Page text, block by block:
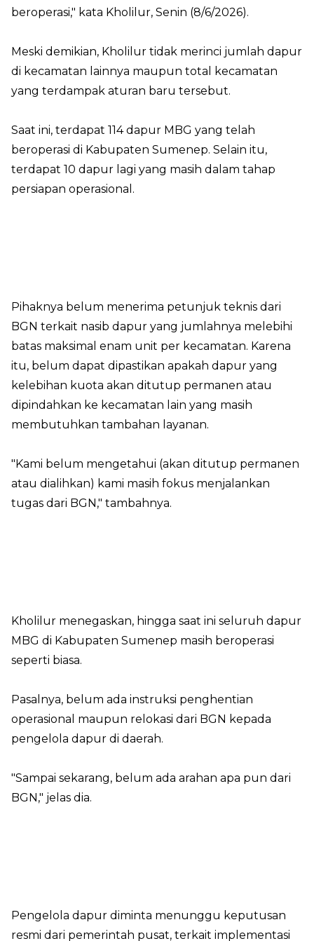
beroperasi," kata Kholilur, Senin (8/6/2026).
Meski demikian, Kholilur tidak merinci jumlah dapur
di kecamatan lainnya maupun total kecamatan
yang terdampak aturan baru tersebut.
Saat ini, terdapat 114 dapur MBG yang telah
beroperasi di Kabupaten Sumenep. Selain itu,
terdapat 10 dapur lagi yang masih dalam tahap
persiapan operasional.
Pihaknya belum menerima petunjuk teknis dari
BGN terkait nasib dapur yang jumlahnya melebihi
batas maksimal enam unit per kecamatan. Karena
itu, belum dapat dipastikan apakah dapur yang
kelebihan kuota akan ditutup permanen atau
dipindahkan ke kecamatan lain yang masih
membutuhkan tambahan layanan.
"Kami belum mengetahui (akan ditutup permanen
atau dialihkan) kami masih fokus menjalankan
tugas dari BGN," tambahnya.
Kholilur menegaskan, hingga saat ini seluruh dapur
MBG di Kabupaten Sumenep masih beroperasi
seperti biasa.
Pasalnya, belum ada instruksi penghentian
operasional maupun relokasi dari BGN kepada
pengelola dapur di daerah.
"Sampai sekarang, belum ada arahan apa pun dari
BGN," jelas dia.
Pengelola dapur diminta menunggu keputusan
resmi dari pemerintah pusat, terkait implementasi